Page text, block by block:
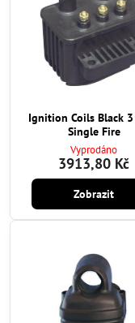
Ignition Coils Black 3
Single Fire
Vyprodáno
3913,80 Kč
Zobrazit